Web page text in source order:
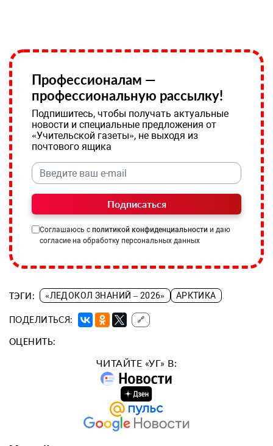
Профессионалам —
профессиональную рассылку!
Подпишитесь, чтобы получать актуальные
новости и специальные предложения от
«Учительской газеты», не выходя из
почтового ящика
Подписаться
Соглашаюсь с политикой конфиденциальности и даю
согласие на обработку персональных данных
ТЭГИ: «ЛЕДОКОЛ ЗНАНИЙ – 2026» АРКТИКА
ПОДЕЛИТЬСЯ: 🔗
ОЦЕНИТЬ:
ЧИТАЙТЕ «УГ» В: